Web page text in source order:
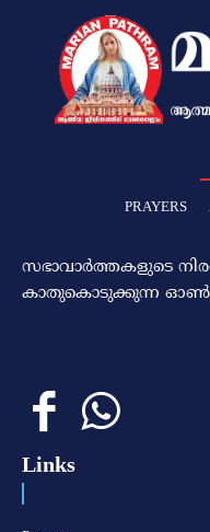
PRAYERS
സഭാവാര്‍ത്തകളുടെ
കാതുകൊടുക്കുന്ന
Links